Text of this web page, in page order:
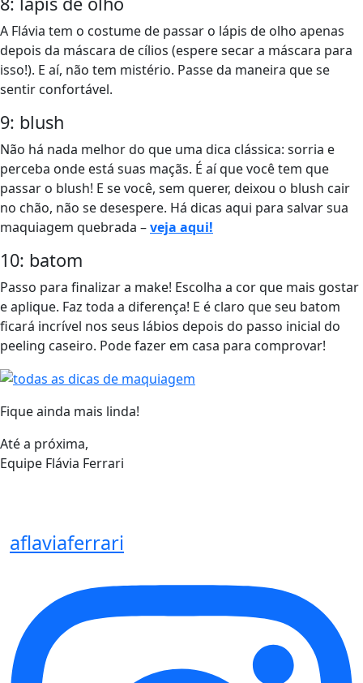
A Flávia tem o costume de passar o lápis de olho apenas
depois da máscara de cílios (espere secar a máscara para
isso!). E aí, não tem mistério. Passe da maneira que se
sentir confortável.
9: blush
Não há nada melhor do que uma dica clássica: sorria e
perceba onde está suas maçãs. É aí que você tem que
passar o blush! E se você, sem querer, deixou o blush cair
no chão, não se desespere. Há dicas aqui para salvar sua
maquiagem quebrada –veja aqui!
10: batom
Passo para finalizar a make! Escolha a cor que mais gostar
e aplique. Faz toda a diferença! E é claro que seu batom
ficará incrível nos seus lábios depois do passo inicial do
peeling caseiro. Pode fazer em casa para comprovar!
Fique ainda mais linda!
Até a próxima,
Equipe Flávia Ferrari
aflaviaferrari